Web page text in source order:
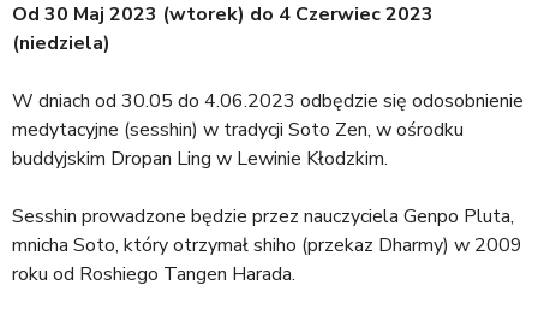
Od 30 Maj 2023 (wtorek) do 4 Czerwiec 2023
(niedziela)
W dniach od 30.05 do 4.06.2023 odbędzie się odosobnienie
medytacyjne (sesshin) w tradycji Soto Zen, w ośrodku
buddyjskim Dropan Ling w Lewinie Kłodzkim.
Sesshin prowadzone będzie przez nauczyciela Genpo Pluta,
mnicha Soto, który otrzymał shiho (przekaz Dharmy) w 2009
roku od Roshiego Tangen Harada.